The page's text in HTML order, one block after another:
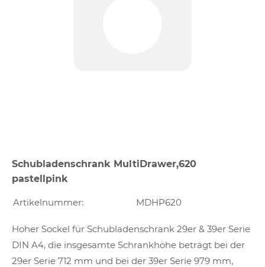
Schubladenschrank MultiDrawer,620
pastellpink
Artikelnummer: MDHP620
Hoher Sockel für Schubladenschrank 29er & 39er Serie
DIN A4, die insgesamte Schrankhöhe beträgt bei der
29er Serie 712 mm und bei der 39er Serie 979 mm,